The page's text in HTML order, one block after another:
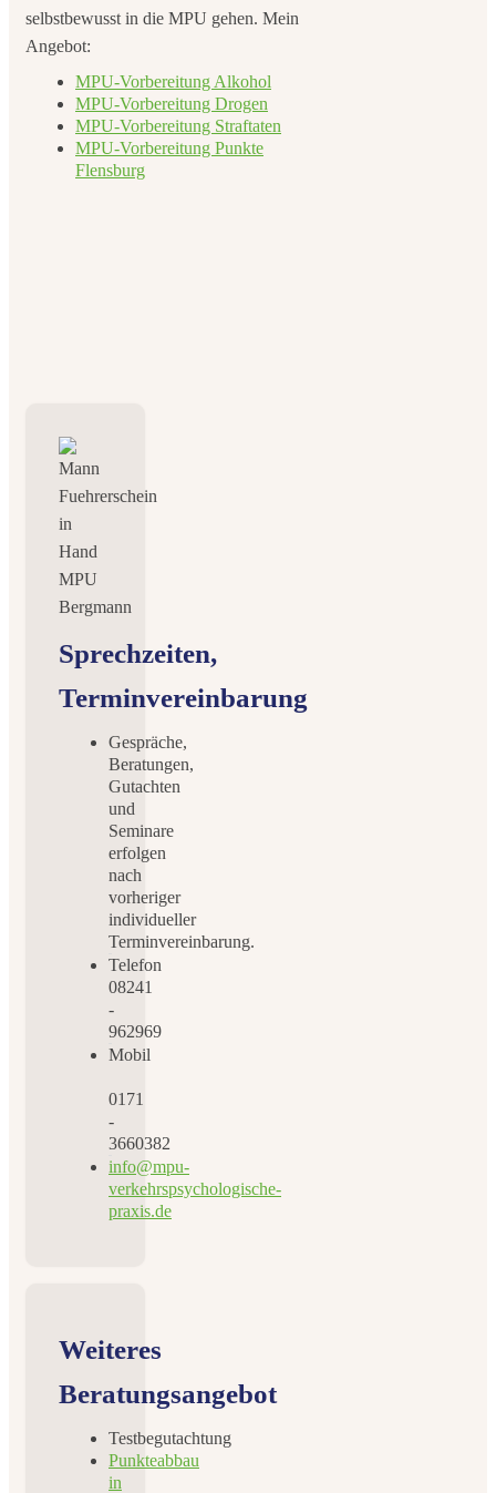
selbstbewusst in die MPU gehen. Mein
Angebot:
MPU-Vorbereitung Alkohol
MPU-Vorbereitung Drogen
MPU-Vorbereitung Straftaten
MPU-Vorbereitung Punkte
Flensburg
Sprechzeiten,
Terminvereinbarung
Gespräche,
Beratungen,
Gutachten
und
Seminare
erfolgen
nach
vorheriger
individueller
Terminvereinbarung.
Telefon
08241
-
962969
Mobil
0171
-
3660382
info@mpu-
verkehrspsychologische-
praxis.de
Weiteres
Beratungsangebot
Testbegutachtung
Punkteabbau
in